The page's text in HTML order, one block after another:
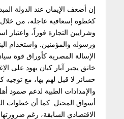
إن أضعف الإيمان عند الدولة
كخطوة إسعافية عاجلة، من
وشرايين التجارة فوراً، واعتبار
ورسوله والمؤمنين. واستخدام
الإسالة المصرية كأوراق قوة
خانق يجبر آبار كيان يهود على
خسائر لا قبل لهم بها، مع توجيه
والإمدادات الطبية لدعم صمود
أسواق المحتل. كما أن خطوات
الاقتصادي السابقة، رغم